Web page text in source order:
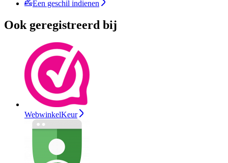
Een geschil indienen
Ook geregistreerd bij
WebwinkelKeur